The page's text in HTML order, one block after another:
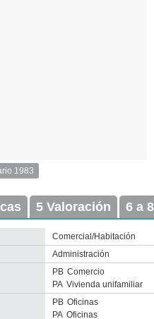
1983
5 Valoración 6 a
Comercial/Habitación
Administración
PB Comercio
PA Vivienda unifamiliar
PB Oficinas
PA Oficinas